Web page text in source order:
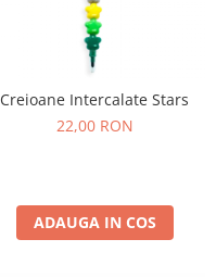
Creioane Intercalate Stars
22,00 RON
ADAUGA IN COS